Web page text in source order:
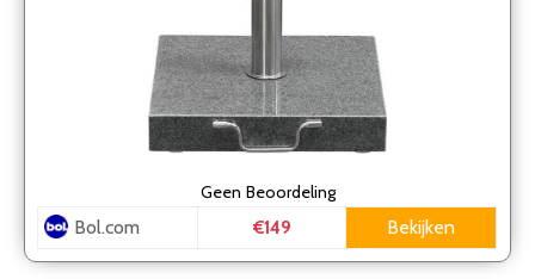
Geen Beoordeling
Bol.com €149 Bekijken